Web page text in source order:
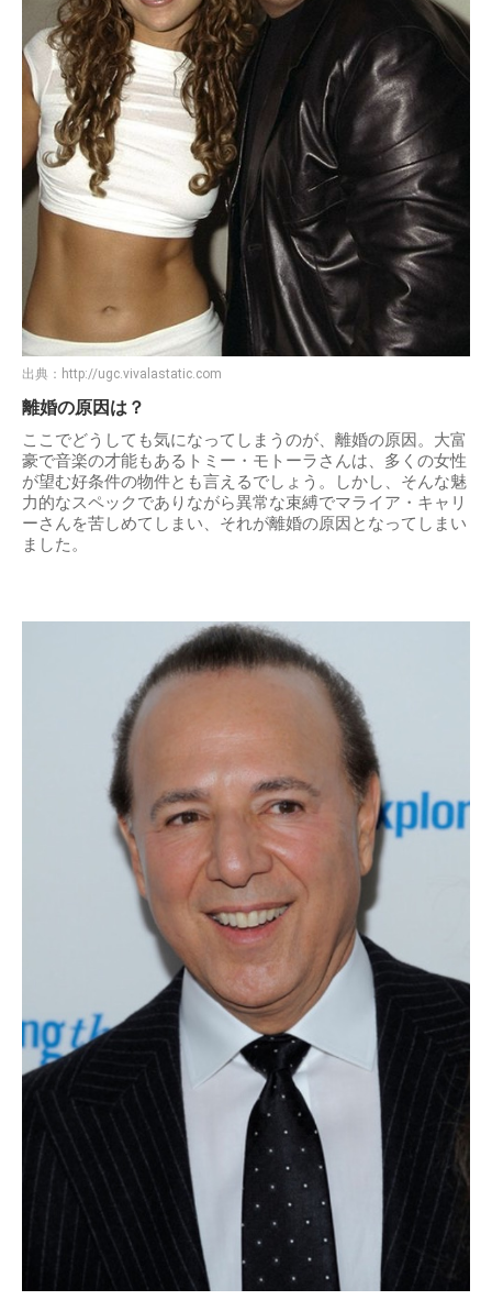
出典： http://ugc.vivalastatic.com
離婚の原因は？
ここでどうしても気になってしまうのが、離婚の原因。大富
豪で音楽の才能もあるトミー・モトーラさんは、多くの女性
が望む好条件の物件とも言えるでしょう。しかし、そんな魅
力的なスペックでありながら異常な束縛でマライア・キャリ
ーさんを苦しめてしまい、それが離婚の原因となってしまい
ました。